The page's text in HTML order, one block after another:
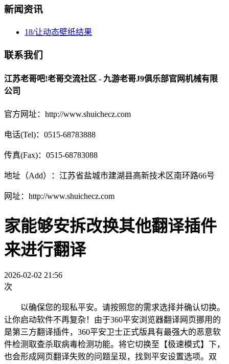
新闻资讯
18/让动态壁纸结果
联系我们
江苏老哥吧!老哥交流社区 - 九游老哥J9俱乐部官网机械有限
公司
官方网址：http://www.shuichecz.com
电话(Tel)：0515-68783888
传真(Fax)：0515-68783088
地址（Add）：江苏省盐城市建湖县高新技术区南环路66号
网址：http://www.shuichecz.com
家能够安拆改换其他翻译插件
来进行翻译
2026-02-02 21:56
次
以确保您的现私平安。请按照您的需求选择并确认切换。
让你启动软件不再复杂！由于360平安浏览器翻译网页挪用的
是第三方翻译插件，360平安卫士正式版具有最强大的恶意软
件检测取查杀取病毒检测功能。将它切换至【极速模式】下，
也会形成网页翻译失败的问题呈现，找到平安设置选项。双